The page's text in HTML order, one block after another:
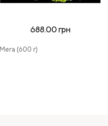
688.00 грн
Мега (600 г)